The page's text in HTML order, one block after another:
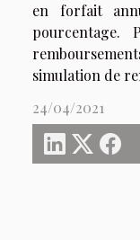
en forfait
pourcentage.
simulation de
24/04/2021